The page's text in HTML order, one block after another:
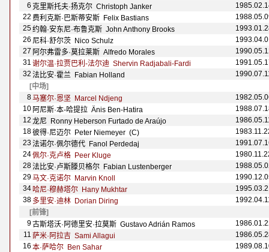
6 克里斯托夫·扬克尔 Christoph Janker
22 费利克斯·巴斯蒂安斯 Felix Bastians
25约翰·安东尼·布鲁克斯 John Anthony Brooks
26 尼科·舒尔茨 Nico Schulz
27 阿尔弗雷多·莫拉莱斯 Alfredo Morales
31 谢尔温·拉贾巴利-法尔迪 Shervin Radjabali-Fardi
32 法比安·霍兰 Fabian Holland
[中场]
8马塞尔·恩坚 Marcel Ndjeng
10 阿尼斯·本-哈提拉 Änis Ben-Hatira
12 龙尼 Ronny Heberson Furtado de Araújo
18彼得·尼迈尔 Peter Niemeyer (C)
23 法诺尔·佩尔德代 Fanol Perdedaj
24佩尔·克卢格 Peer Kluge
28法比安·卢斯滕贝格尔 Fabian Lustenberger
29马文·克诺尔 Marvin Knoll
34哈尼·穆赫塔尔 Hany Mukhtar
38 多里安·迪林 Dorian Diring
[前锋]
9古斯塔沃·阿德里安·拉莫斯 Gustavo Adrián Ramos
11 萨米·阿拉吉 Sami Allagui
16 本·萨哈尔 Ben Sahar